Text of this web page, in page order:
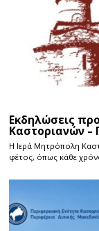
Εκδηλώσεις
Καστοριανών –
Η Ιερά Μητρόπολη
φέτος, όπως κάθε